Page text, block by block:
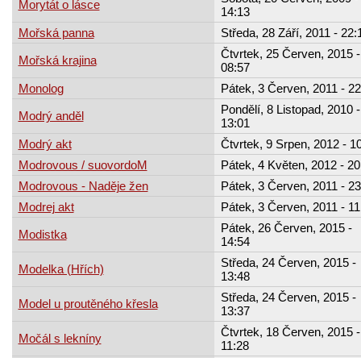
Morytát o lásce
14:13
Mořská panna
Středa, 28 Září, 2011 -
Mořská krajina
Čtvrtek, 25 Červen, 2015 -
08:57
Monolog
Pátek, 3 Červen, 2011 -
Modrý anděl
Pondělí, 8 Listopad, 2010 -
13:01
Modrý akt
Čtvrtek, 9 Srpen, 2012 -
Modrovous / suovordoM
Pátek, 4 Květen, 2012 -
Modrovous - Naděje žen
Pátek, 3 Červen, 2011 -
Modrej akt
Pátek, 3 Červen, 2011 -
Modistka
Pátek, 26 Červen, 2015 -
14:54
Modelka (Hřích)
Středa, 24 Červen, 2015 -
13:48
Model u proutěného křesla
Středa, 24 Červen, 2015 -
13:37
Močál s lekníny
Čtvrtek, 18 Červen, 2015 -
11:28